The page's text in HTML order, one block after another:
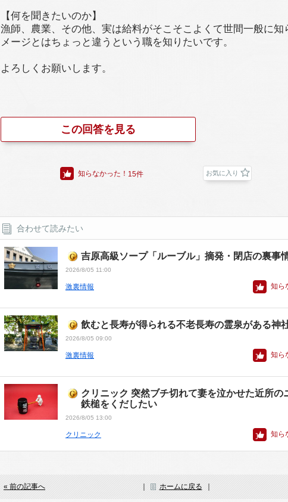
【何を聞きたいのか】
漁師、農業、その他、実は給料がそこそこよくて世間一般に知
メージとはちょっと違うという職を知りたいです。
よろしくお願いします。
この回答を見る
知らなかった！ 15件 お気に入り
合わせて読みたい
吉原高級ソープ「ルーブル」摘発・閉店の裏事
2026/8/05 11:00
激裏情報 知ら
飲むと長寿が得られる不老長寿の霊泉がある神
2026/8/05 09:00
激裏情報 知ら
クリニック 突然ブチ切れて妻を泣かせた近所の
鉄槌をくだしたい
2026/8/05 13:00
クリニック 知ら
« 前の記事へ ｜ ホームに戻る ｜